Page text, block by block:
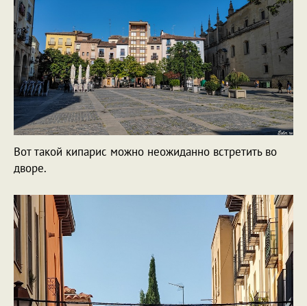
Вот такой кипарис можно неожиданно встретить во
дворе.